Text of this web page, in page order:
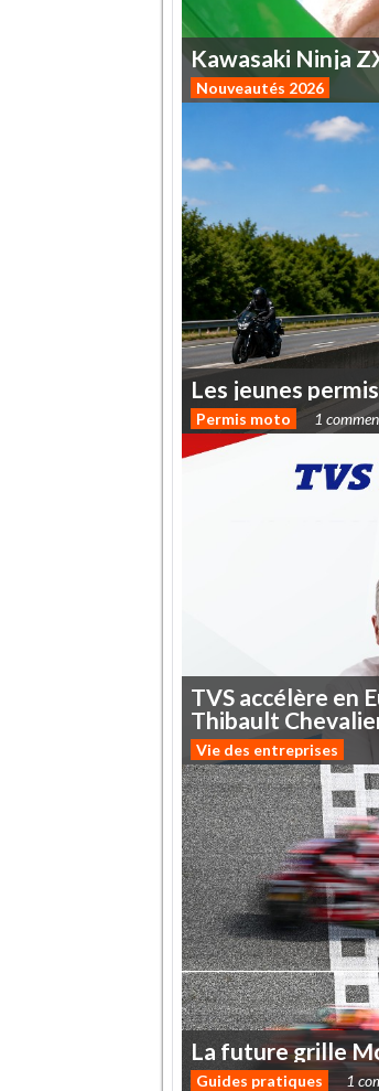
Kawasaki Ninja
Nouveautés 2026
Les jeunes permis
Permis moto 1
TVS accélère en
Thibault
Vie des entreprises
La futuregrille
Guides pratiques 1